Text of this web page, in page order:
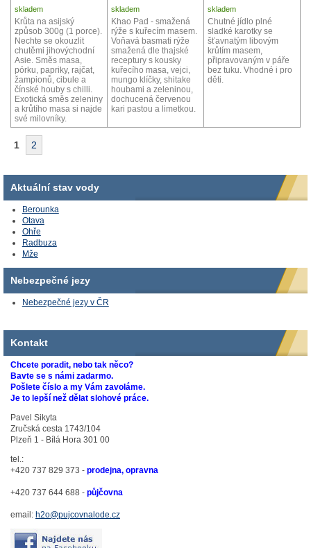
skladem skladem skladem
Krůta na asijský
způsob 300g (1 porce).
Nechte se okouzlit
chutěmi jihovýchodní
Asie. Směs masa,
pórku, papriky, rajčat,
žampionů, cibule a
čínské houby s chilli.
Exotická směs zeleniny
a krůtího masa si najde
své milovníky.
Khao Pad - smažená
rýže s kuřecím masem.
Voňavá basmati rýže
smažená dle thajské
receptury s kousky
kuřecího masa, vejci,
mungo klíčky, shitake
houbami a zeleninou,
dochucená červenou
kari pastou a limetkou.
Chutné jídlo plné
sladké karotky se
šťavnatým libovým
krůtím masem,
připravovaným v páře
bez tuku. Vhodné i pro
děti.
1 2
Aktuální stav vody
Berounka
Otava
Ohře
Radbuza
Mže
Nebezpečné jezy
Nebezpečné jezy v ČR
Kontakt
Chcete poradit, nebo tak něco?
Bavte se s námi zadarmo.
Pošlete číslo a my Vám zavoláme.
Je to lepší než dělat slohové práce.
Pavel Sikyta
Zručská cesta 1743/104
Plzeň 1 - Bílá Hora 301 00
tel.:
+420 737 829 373 - prodejna, opravna
+420 737 644 688 - půjčovna
email: h2o@pujcovnalode.cz